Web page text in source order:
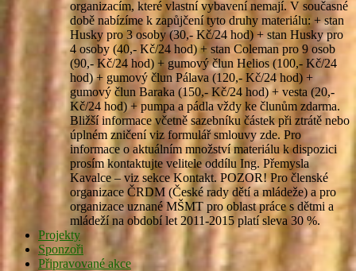
organizacím, které vlastní vybavení nemají. V současné
době nabízíme k zapůjčení tyto druhy materiálu: + stan
Husky pro 3 osoby (30,- Kč/24 hod) + stan Husky pro
4 osoby (40,- Kč/24 hod) + stan Coleman pro 9 osob
(90,- Kč/24 hod) + gumový člun Helios (100,- Kč/24
hod) + gumový člun Pálava (120,- Kč/24 hod) +
gumový člun Baraka (150,- Kč/24 hod) + vesta (20,-
Kč/24 hod) + pumpa a pádla vždy ke člunům zdarma.
Bližší informace včetně sazebníku částek při ztrátě nebo
úplném zničení viz formulář smlouvy zde. Pro
informace o aktuálním množství materiálu k dispozici
prosím kontaktujte velitele oddílu Ing. Přemysla
Kavalce – viz sekce Kontakt. POZOR! Pro členské
organizace ČRDM (České rady dětí a mládeže) a pro
organizace uznané MŠMT pro oblast práce s dětmi a
mládeží na období let 2011-2015 platí sleva 30 %.
Projekty
Sponzoři
Připravované akce